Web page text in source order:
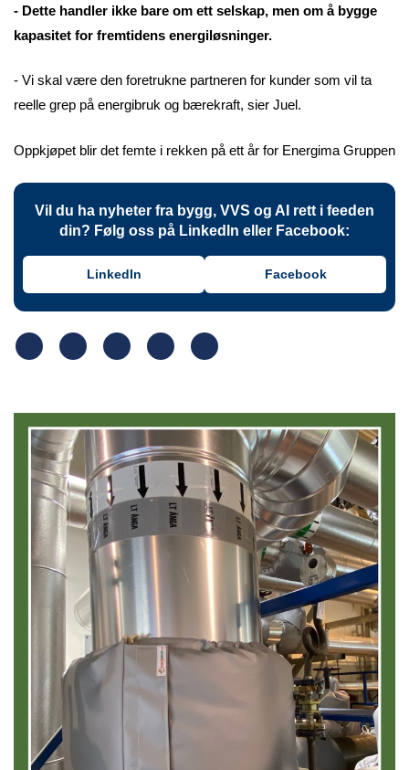
- Dette handler ikke bare om ett selskap, men om å bygge
kapasitet for fremtidens energiløsninger.
- Vi skal være den foretrukne partneren for kunder som vil ta
reelle grep på energibruk og bærekraft, sier Juel.
Oppkjøpet blir det femte i rekken på ett år for Energima Gruppen
Vil du ha nyheter fra bygg, VVS og AI rett i feeden
din? Følg oss på LinkedIn eller Facebook:
LinkedIn Facebook